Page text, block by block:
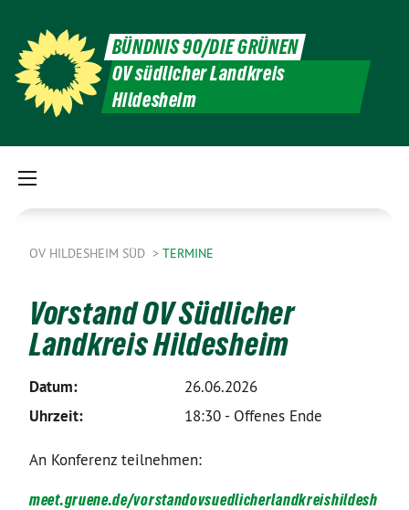
BÜNDNIS 90/DIE GRÜNEN
OV südlicher Landkreis
Hildesheim
OV HILDESHEIM SÜD TERMINE
Vorstand OV Südlicher
Landkreis Hildesheim
Datum:
26.06.2026
Uhrzeit:
18:30 - Offenes Ende
An Konferenz teilnehmen:
meet.gruene.de/vorstandovsuedlicherlandkreishildesh